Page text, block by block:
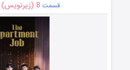
قسمت 8 (زیرنویس)